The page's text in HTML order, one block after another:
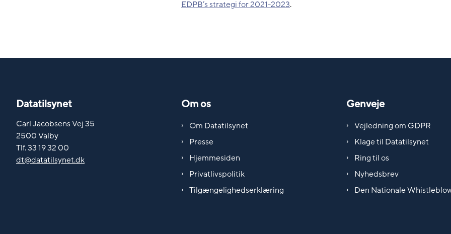
EDPB’s strategi for 2021-2023.
Datatilsynet
Carl Jacobsens Vej 35
2500 Valby
Tlf. 33 19 32 00
dt@datatilsynet.dk
Om os
Om Datatilsynet
Presse
Hjemmesiden
Privatlivspolitik
Tilgængelighedserklæring
Genveje
Vejledning om GDPR
Klage til Datatilsynet
Ring til os
Nyhedsbrev
Den Nationale